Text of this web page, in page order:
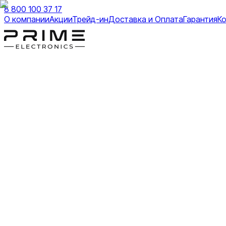
8 800 100 37 17
О компанииАкцииТрейд-инДоставка и ОплатаГарантия